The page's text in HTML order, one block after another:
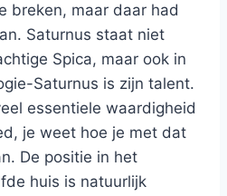
breken, maar daar had
Saturnus staat niet
Spica, maar ook in
Saturnus is zijn talent.
essentiele waardigheid
je weet hoe je met dat
De positie in het
huis is natuurlijk